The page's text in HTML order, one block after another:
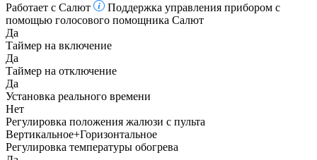
Работает с Салют
Поддержка управления прибором с
помощью голосового помощника Салют
Да
Таймер на включение
Да
Таймер на отключение
Да
Установка реального времени
Нет
Регулировка положения жалюзи с пульта
Вертикальное+Горизонтальное
Регулировка температуры обогрева